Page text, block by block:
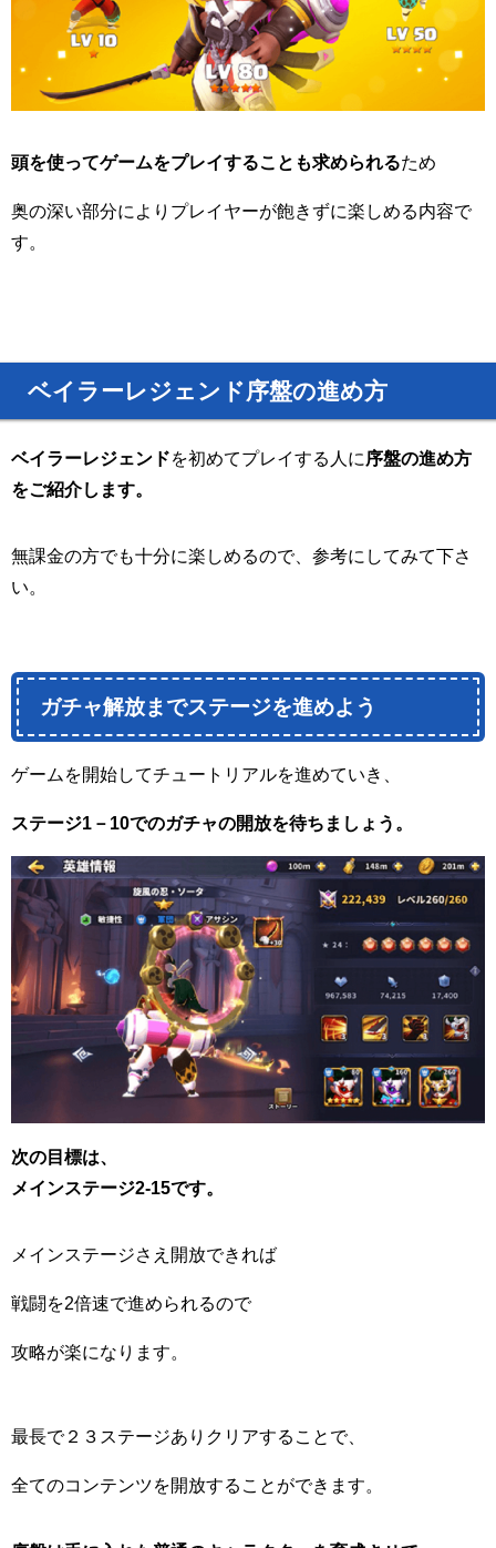
頭を使ってゲームをプレイすることも求められるため
奥の深い部分によりプレイヤーが飽きずに楽しめる内容で
す。
ベイラーレジェンド序盤の進め方
ベイラーレジェンドを初めてプレイする人に 序盤の進め方
をご紹介します。
無課金の方でも十分に楽しめるので、参考にしてみて下さ
い。
ガチャ解放までステージを進めよう
ゲームを開始してチュートリアルを進めていき、
ステージ1 － 10でのガチャの開放を待ちましょう。
次の目標は、
メインステージ2-15です。
メインステージさえ開放できれば
戦闘を2倍速で進められるので
攻略が楽になります。
最長で２３ステージありクリアすることで、
全てのコンテンツを開放することができます。